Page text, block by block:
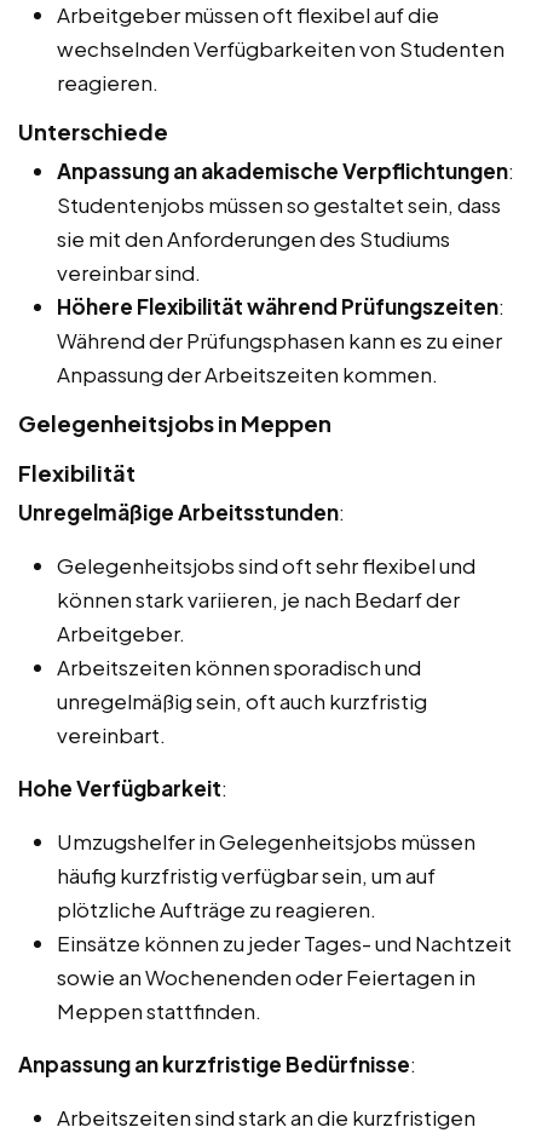
Arbeitgeber müssen oft flexibel auf die
wechselnden Verfügbarkeiten von Studenten
reagieren.
Unterschiede
Anpassung an akademische Verpflichtungen:
Studentenjobs müssen so gestaltet sein, dass
sie mit den Anforderungen des Studiums
vereinbar sind.
Höhere Flexibilität während Prüfungszeiten:
Während der Prüfungsphasen kann es zu einer
Anpassung der Arbeitszeiten kommen.
Gelegenheitsjobs in Meppen
Flexibilität
Unregelmäßige Arbeitsstunden:
Gelegenheitsjobs sind oft sehr flexibel und
können stark variieren, je nach Bedarf der
Arbeitgeber.
Arbeitszeiten können sporadisch und
unregelmäßig sein, oft auch kurzfristig
vereinbart.
Hohe Verfügbarkeit:
Umzugshelfer in Gelegenheitsjobs müssen
häufig kurzfristig verfügbar sein, um auf
plötzliche Aufträge zu reagieren.
Einsätze können zu jeder Tages- und Nachtzeit
sowie an Wochenenden oder Feiertagen in
Meppen stattfinden.
Anpassung an kurzfristige Bedürfnisse:
Arbeitszeiten sind stark an die kurzfristigen